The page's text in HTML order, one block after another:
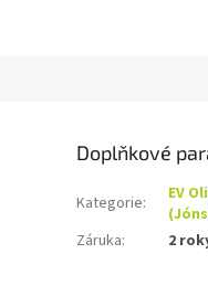
Doplňkové
Kategorie:
EV
Záruka: 2